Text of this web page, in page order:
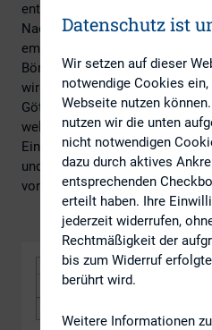
entscheidende Rolle bei der
Nachhaltigkeitsstrategien ein.
empirischer Analysen von mehr
Börsengesellschaften über
wird diskutierten Prof. Dr.
Göttingen) und Dr. Carsten
welche
Einfluss auf die Nachhaltigkeit
und welche Schlussfolgerungen
von Aufsichtsgremien gezogen
Datenschutz ist
Wir setzen auf dieser
notwendige Cookies
Webseite nutzen
nutzen wir die unten
nicht notwendigen
dazu durch aktives
entsprechenden
erteilt haben. Ihre
jederzeit widerrufen,
Rechtmäßigkeit der
bis zum Widerruf
berührt wird.
Weitere Informationen